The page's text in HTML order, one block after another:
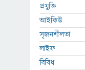
প্রযুক্তি
আইকিউ
সৃজনশীলতা
লাইফ
বিবিধ